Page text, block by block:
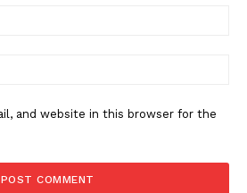
and website in this browser for the